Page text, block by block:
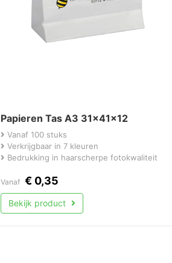
Papieren Tas A3 31x41x12
Vanaf 100 stuks
Verkrijgbaar in 7 kleuren
Bedrukking in haarscherpe fotokwaliteit
Vanaf € 0,35
Bekijk product